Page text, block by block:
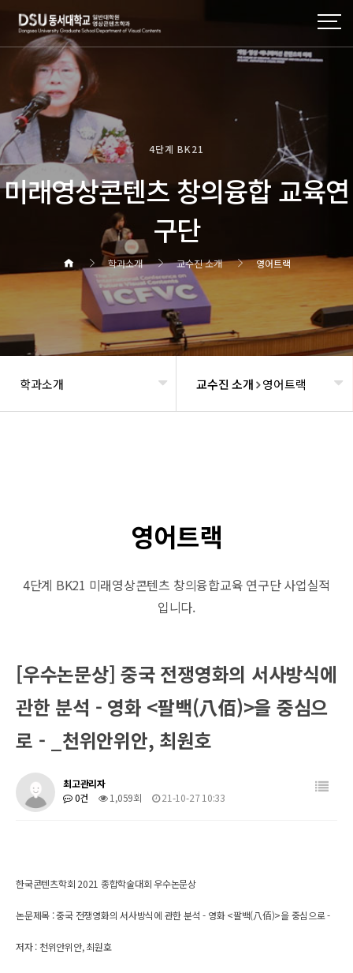
4단계 BK21
미래영상콘텐츠 창의융합 교육연
구단
학과소개 교수진 소개 영어트랙
학과소개 교수진 소개 영어트랙
영어트랙
4단계 BK21 미래영상콘텐츠 창의융합교육 연구단 사업실적
입니다.
[우수논문상] 중국 전쟁영화의 서사방식에
관한 분석 - 영화 <팔백(八佰)>을 중심으
로 - _천위안위안, 최원호
최고관리자
0건
1,059회 21-10-27 10:33
한국콘텐츠학회 2021 종합학술대회 우수논문상
논문제목 : 중국 전쟁영화의 서사방식에 관한 분석 - 영화 <팔백(八佰)>을 중심으로 -
저자 : 천위안위안, 최원호